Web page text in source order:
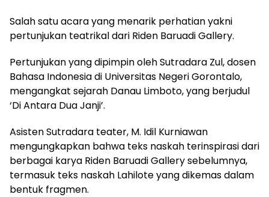
Salah satu acara yang menarik perhatian yakni
pertunjukan teatrikal dari Riden Baruadi Gallery.
Pertunjukan yang dipimpin oleh Sutradara Zul, dosen
Bahasa Indonesia di Universitas Negeri Gorontalo,
mengangkat sejarah Danau Limboto, yang berjudul
‘Di Antara Dua Janji’.
Asisten Sutradara teater, M. Idil Kurniawan
mengungkapkan bahwa teks naskah terinspirasi dari
berbagai karya Riden Baruadi Gallery sebelumnya,
termasuk teks naskah Lahilote yang dikemas dalam
bentuk fragmen.